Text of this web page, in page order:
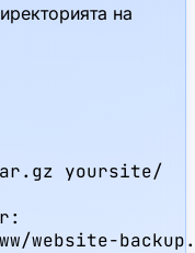
на
yoursite/
website-